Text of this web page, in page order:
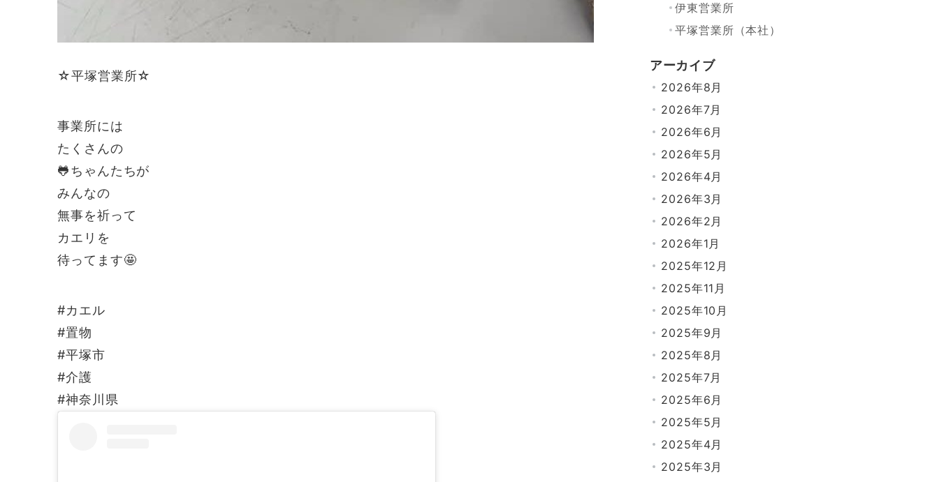
☆平塚営業所☆
事業所には
たくさんの
🐸ちゃんたちが
みんなの
無事を祈って
カエリを
待ってます🤩
#カエル
#置物
#平塚市
#介護
#神奈川県
伊東営業所
平塚営業所（本社）
アーカイブ
2026年8月
2026年7月
2026年6月
2026年5月
2026年4月
2026年3月
2026年2月
2026年1月
2025年12月
2025年11月
2025年10月
2025年9月
2025年8月
2025年7月
2025年6月
2025年5月
2025年4月
2025年3月